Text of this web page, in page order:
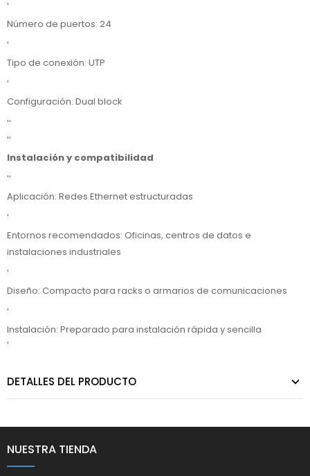
'
Número de puertos: 24
'
Tipo de conexión: UTP
'
Configuración: Dual block
''
''
Instalación y compatibilidad
''
Aplicación: Redes Ethernet estructuradas
'
Entornos recomendados: Oficinas, centros de datos e
instalaciones industriales
'
Diseño: Compacto para racks o armarios de comunicaciones
'
Instalación: Preparado para instalación rápida y sencilla
'
DETALLES DEL PRODUCTO
NUESTRA TIENDA